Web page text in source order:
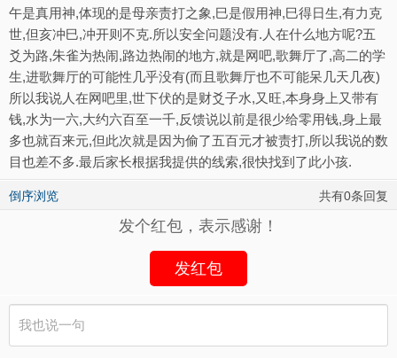
午是真用神,体现的是母亲责打之象,巳是假用神,巳得日生,有力克
世,但亥冲巳,冲开则不克.所以安全问题没有.人在什么地方呢?五
爻为路,朱雀为热闹,路边热闹的地方,就是网吧,歌舞厅了,高二的学
生,进歌舞厅的可能性几乎没有(而且歌舞厅也不可能呆几天几夜)
所以我说人在网吧里,世下伏的是财爻子水,又旺,本身身上又带有
钱,水为一六,大约六百至一千,反馈说以前是很少给零用钱,身上最
多也就百来元,但此次就是因为偷了五百元才被责打,所以我说的数
目也差不多.最后家长根据我提供的线索,很快找到了此小孩.
倒序浏览 共有0条回复
发个红包，表示感谢！
发红包